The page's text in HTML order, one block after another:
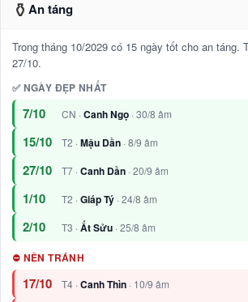
⚱️ An táng
Trong tháng 10/2029 có 15 ngày tốt cho an táng.
27/10.
✅ NGÀY ĐẸP NHẤT
7/10 CN · Canh Ngọ · 30/8 âm
15/10 T2 · Mậu Dần · 8/9 âm
27/10 T7 · Canh Dần · 20/9 âm
1/10 T2 · Giáp Tý · 24/8 âm
2/10 T3 · Ất Sửu · 25/8 âm
⛔ NÊN TRÁNH
17/10 T4 ·Canh Thìn · 10/9 âm